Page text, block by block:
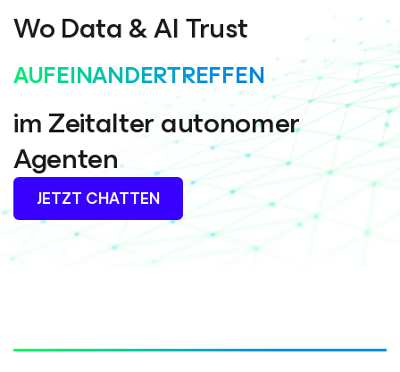
Wo Data & AI Trust
AUFEINANDERTREFFEN
im Zeitalter autonomer
Agenten
JETZT CHATTEN